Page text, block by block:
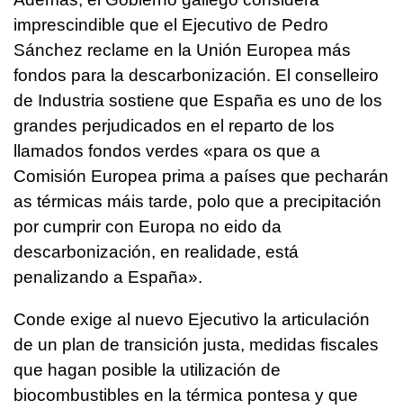
imprescindible que el Ejecutivo de Pedro
Sánchez reclame en la Unión Europea más
fondos para la descarbonización. El conselleiro
de Industria sostiene que España es uno de los
grandes perjudicados en el reparto de los
llamados fondos verdes «para os que a
Comisión Europea prima a países que pecharán
as térmicas máis tarde, polo que a precipitación
por cumprir con Europa no eido da
descarbonización, en realidade, está
penalizando a España».
Conde exige al nuevo Ejecutivo la articulación
de un plan de transición justa, medidas fiscales
que hagan posible la utilización de
biocombustibles en la térmica pontesa y que